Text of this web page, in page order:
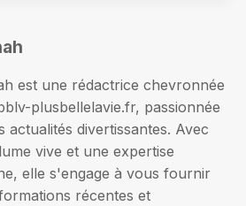
est une rédactrice chevronnée
plusbellelavie.fr, passionnée
actualités divertissantes. Avec
vive et une expertise
elle s'engage à vous fournir
récentes et